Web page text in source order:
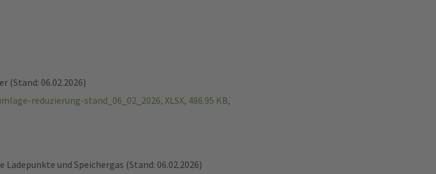
(Stand: 06.02.2026)
reduzierung-stand_06_02_2026, XLSX, 486.95 KB,
und Speichergas (Stand: 06.02.2026)